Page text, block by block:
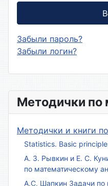
Методички по
Методички и книги
Statistics. Basic
А. З. Рывкин и Е. С.
по математическому
А.С. Шапкин Задачи по
Забыли пароль?
Забыли логин?